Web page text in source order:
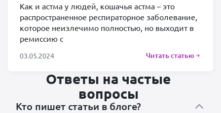
Как и астма у людей, кошачья астма – это
распространенное респираторное заболевание,
которое неизлечимо полностью, но выходит в
ремиссию с
03.05.2024 Читать статью
Ответы на частые
вопросы
Кто пишет статьи в блоге?